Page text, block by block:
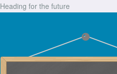
Heading for the future